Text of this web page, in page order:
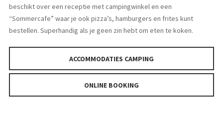
beschikt over een receptie met campingwinkel en een
“Sommercafe” waar je ook pizza’s, hamburgers en frites kunt
bestellen. Superhandig als je geen zin hebt om eten te koken.
ACCOMMODATIES CAMPING
ONLINE BOOKING